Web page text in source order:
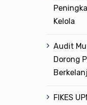
Kelola
Audit
Dorong
FIKES